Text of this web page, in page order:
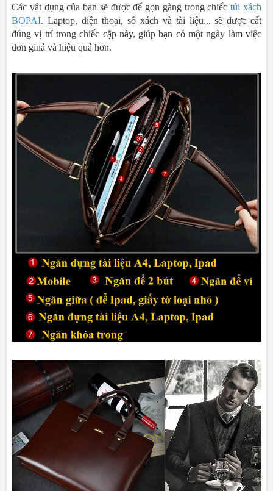
Các vật dụng của bạn sẽ được để gọn gàng trong chiếctúi xách
BOPAI. Laptop, điện thoại, sổ xách và tài liệu... sẽ được cất
đúng vị trí trong chiếc cặp này, giúp bạn có một ngày làm việc
đơn ginả và hiệu quả hơn.